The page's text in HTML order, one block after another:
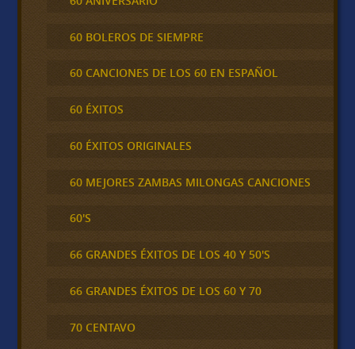
60 BOLEROS DE SIEMPRE
60 CANCIONES DE LOS 60 EN ESPAÑOL
60 ÉXITOS
60 ÉXITOS ORIGINALES
60 MEJORES ZAMBAS MILONGAS CANCIONES
60'S
66 GRANDES ÉXITOS DE LOS 40 Y 50'S
66 GRANDES ÉXITOS DE LOS 60 Y 70
70 CENTAVO